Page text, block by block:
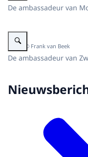
De ambassadeur van
Vergroot afbeelding De
Beeld: © Frank van Beek
De ambassadeur van